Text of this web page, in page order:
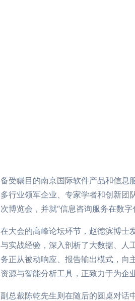
备受瞩目的南京国际软件产品和信息
多行业领军企业、专家学者和创新团
次博览会，并就“信息咨询服务在数
在大会的高峰论坛环节，赵德滨博士
与实战经验，深入剖析了大数据、人
务正从被动响应、报告输出模式，向
资源与智能分析工具，正致力于为企
副总裁陈乾先生则在随后的圆桌对话